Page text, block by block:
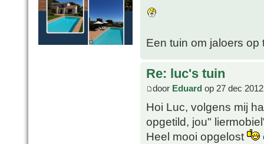
Een tuin om jaloers op
Re: luc's tuin
door Eduard op 27 dec
Hoi Luc, volgens mij
opgetild, jou"
Heel mooi opgelost